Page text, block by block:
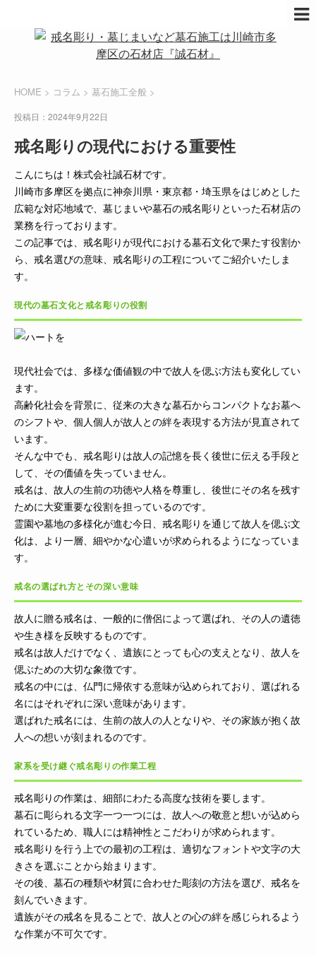
HOME > コラム > 墓石施工全般 >
投稿日：2024年9月22日
戒名彫りの現代における重要性
こんにちは！株式会社誠石材です。
川崎市多摩区を拠点に神奈川県・東京都・埼玉県をはじめとした
広範な対応地域で、墓じまいや墓石の戒名彫りといった石材店の
業務を行っております。
この記事では、戒名彫りが現代における墓石文化で果たす役割か
ら、戒名選びの意味、戒名彫りの工程についてご紹介いたしま
す。
現代の墓石文化と戒名彫りの役割
現代社会では、多様な価値観の中で故人を偲ぶ方法も変化してい
ます。
高齢化社会を背景に、従来の大きな墓石からコンパクトなお墓へ
のシフトや、個人個人が故人との絆を表現する方法が見直されて
います。
そんな中でも、戒名彫りは故人の記憶を長く後世に伝える手段と
して、その価値を失っていません。
戒名は、故人の生前の功徳や人格を尊重し、後世にその名を残す
ために大変重要な役割を担っているのです。
霊園や墓地の多様化が進む今日、戒名彫りを通じて故人を偲ぶ文
化は、より一層、細やかな心遣いが求められるようになっていま
す。
戒名の選ばれ方とその深い意味
故人に贈る戒名は、一般的に僧侶によって選ばれ、その人の遺徳
や生き様を反映するものです。
戒名は故人だけでなく、遺族にとっても心の支えとなり、故人を
偲ぶための大切な象徴です。
戒名の中には、仏門に帰依する意味が込められており、選ばれる
名にはそれぞれに深い意味があります。
選ばれた戒名には、生前の故人の人となりや、その家族が抱く故
人への想いが刻まれるのです。
家系を受け継ぐ戒名彫りの作業工程
戒名彫りの作業は、細部にわたる高度な技術を要します。
墓石に彫られる文字一つ一つには、故人への敬意と想いが込めら
れているため、職人には精神性とこだわりが求められます。
戒名彫りを行う上での最初の工程は、適切なフォントや文字の大
きさを選ぶことから始まります。
その後、墓石の種類や材質に合わせた彫刻の方法を選び、戒名を
刻んでいきます。
遺族がその戒名を見ることで、故人との心の絆を感じられるよう
な作業が不可欠です。